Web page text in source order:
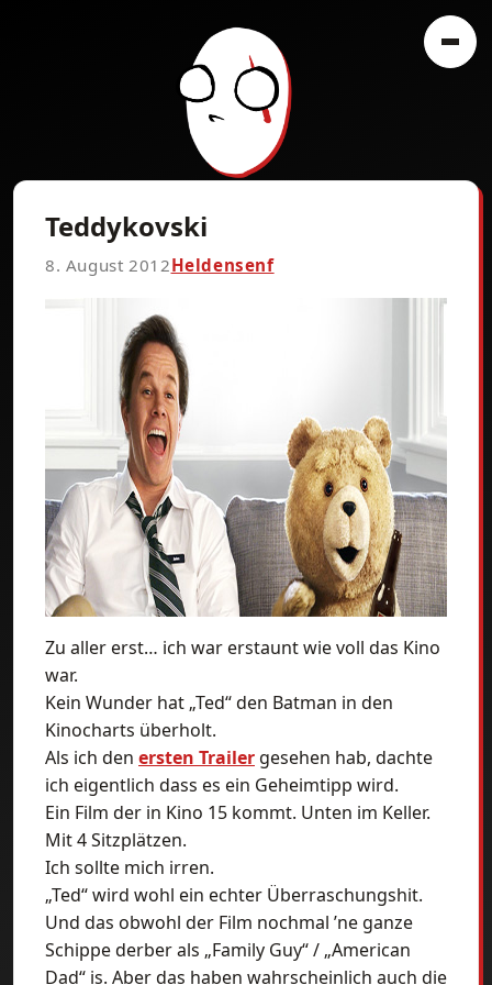
Teddykovski
8. August 2012Heldensenf
Zu aller erst… ich war erstaunt wie voll das Kino
war.
Kein Wunder hat „Ted“ den Batman in den
Kinocharts überholt.
Als ich den ersten Trailer gesehen hab, dachte
ich eigentlich dass es ein Geheimtipp wird.
Ein Film der in Kino 15 kommt. Unten im Keller.
Mit 4 Sitzplätzen.
Ich sollte mich irren.
„Ted“ wird wohl ein echter Überraschungshit.
Und das obwohl der Film nochmal ’ne ganze
Schippe derber als „Family Guy“ / „American
Dad“ is. Aber das haben wahrscheinlich auch die